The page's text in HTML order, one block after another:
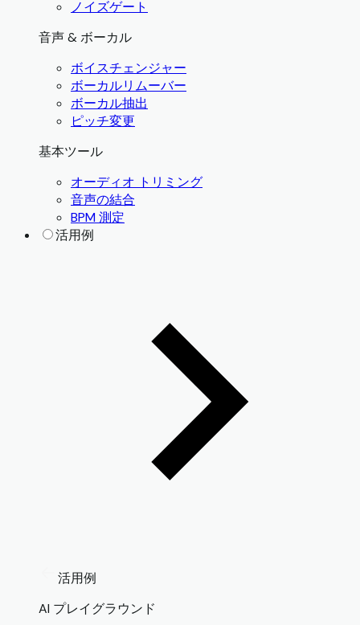
ノイズゲート
音声 & ボーカル
ボイスチェンジャー
ボーカルリムーバー
ボーカル抽出
ピッチ変更
基本ツール
オーディオ トリミング
音声の結合
BPM 測定
活用例
活用例
AI プレイグラウンド